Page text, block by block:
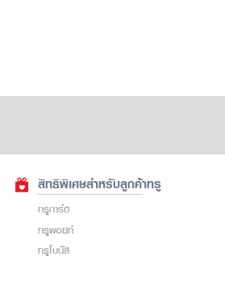
สิทธิพิเศษสำหรับลูกค้าทรู
ทรูการ์ด
ทรูพอยท์
ทรูโบนัส